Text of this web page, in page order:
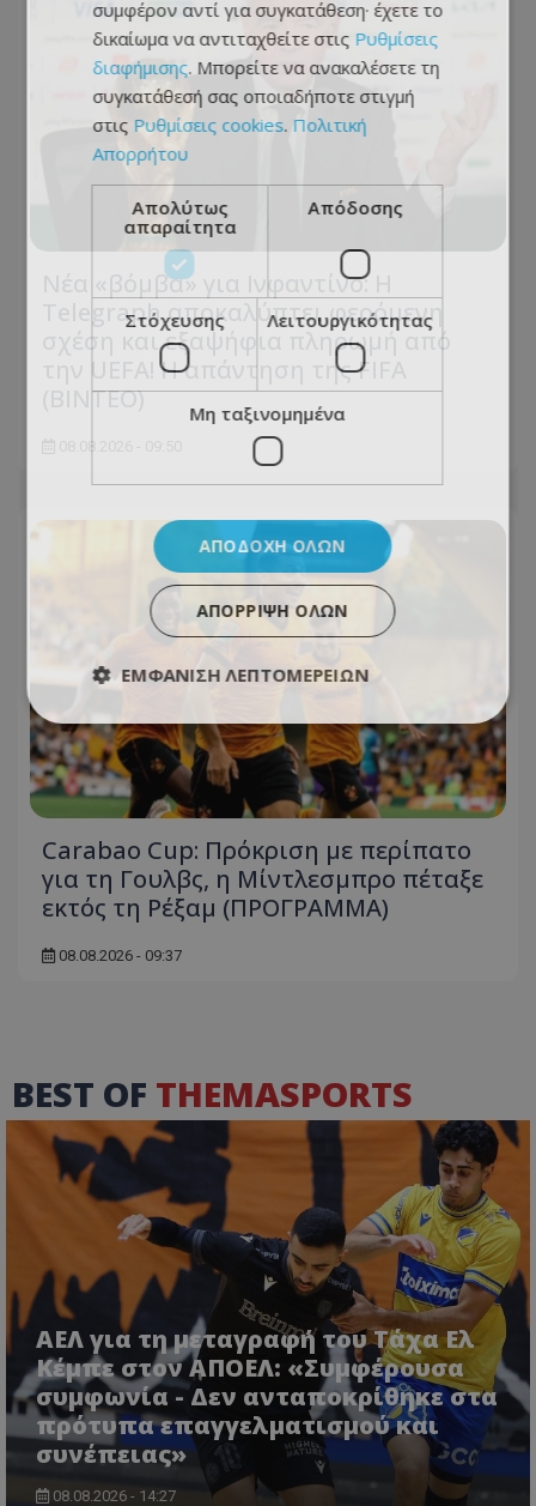
Νέα «βόμβα» για Ινφαντίνο: Η
Telegraph αποκαλύπτει φερόμενη
σχέση και εξαψήφια πληρωμή από
την UEFA! Η απάντηση της FIFA
(ΒΙΝΤΕΟ)
Carabao Cup: Πρόκριση με περίπατο
για τη Γουλβς, η Μίντλεσμπρο πέταξε
εκτός τη Ρέξαμ (ΠΡΟΓΡΑΜΜΑ)
08.08.2026 - 09:37
BEST OF THEMASPORTS
ΑΕΛ για τη μεταγραφή του Τάχα Ελ
Κέμπε στον ΑΠΟΕΛ: «Συμφέρουσα
συμφωνία - Δεν ανταποκρίθηκε στα
πρότυπα επαγγελματισμού και
συνέπειας»
08.08.2026 - 14:27
συμφέρον αντί για συγκατάθεση· έχετε το
δικαίωμα να αντιταχθείτε στις Ρυθμίσεις
διαφήμισης. Μπορείτε να ανακαλέσετε τη
συγκατάθεσή σας οποιαδήποτε στιγμή
στις Ρυθμίσεις cookies. Πολιτική
Απορρήτου
Απολύτως
απαραίτητα
Απόδοσης
Στόχευσης Λειτουργικότητας
Μη ταξινομημένα
ΑΠΟΔΟΧΉ ΌΛΩΝ
ΑΠΌΡΡΙΨΗ ΌΛΩΝ
ΕΜΦΆΝΙΣΗ ΛΕΠΤΟΜΕΡΕΙΏΝ